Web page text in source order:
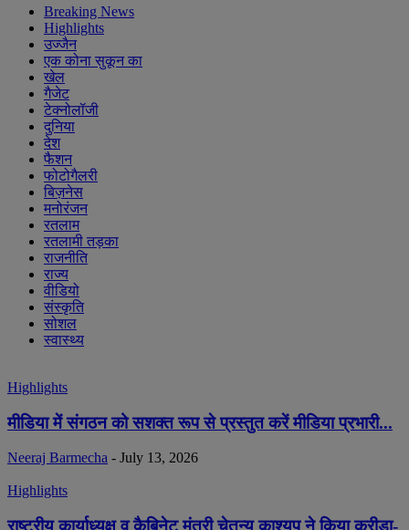
Breaking News
Highlights
उज्जैन
एक कोना सुकून का
खेल
गैजेट
टेक्नोलॉजी
दुनिया
देश
फैशन
फोटोगैलरी
बिज़नेस
मनोरंजन
रतलाम
रतलामी तड़का
राजनीति
राज्य
वीडियो
संस्कृति
सोशल
स्वास्थ्य
Highlights
मीडिया में संगठन को सशक्त रूप से प्रस्तुत करें मीडिया प्रभारी...
Neeraj Barmecha - July 13, 2026
Highlights
राष्ट्रीय कार्याध्यक्ष व कैबिनेट मंत्री चेतन्य काश्यप ने किया क्रीड़ा-